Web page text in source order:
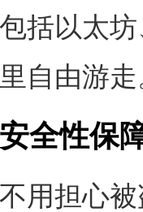
包括以太
里自由游
安全性保
不用担心